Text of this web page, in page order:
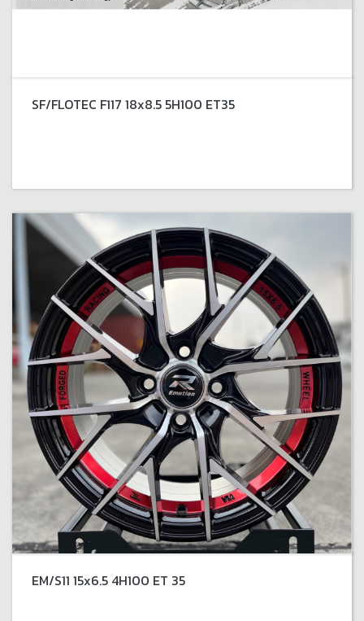
SF/FLOTEC F117 18x8.5 5H100 ET35
EM/S11 15x6.5 4H100 ET 35